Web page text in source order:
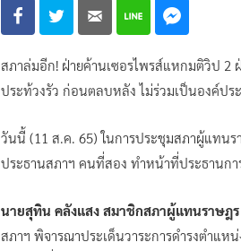
สภาล่มอีก! ฝ่ายค้านเซอรไพรส์แหกมติวิป
ประท้วงรัว ก่อนตลบหลัง ไม่ร่วมเป็นองค์ปร
วันนี้ (11 ส.ค. 65) ในการประชุมสภาผู้แทน
ประธานสภาฯ คนที่สอง ทำหน้าที่ประธานกา
นายสุทิน คลังแสง สมาชิกสภาผู้แทนราษฎ
สภาฯ พิจารณาประเด็นวาระการดำรงตำแ